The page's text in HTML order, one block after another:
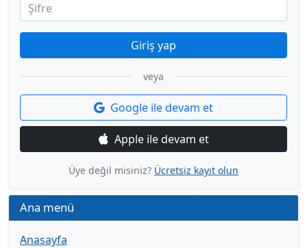
Şifre
Giriş yap
veya
Google ile devam et
Apple ile devam et
Üye değil misiniz? Ücretsiz kayıt olun
Ana menü
Anasayfa